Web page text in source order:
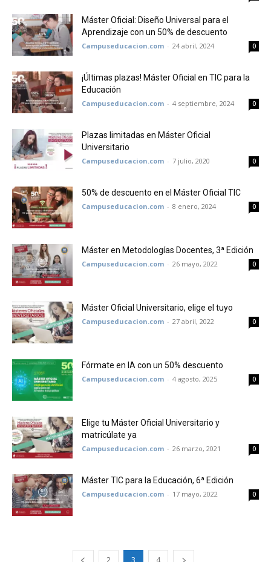
Máster Oficial: Diseño Universal para el
Aprendizaje con un 50% de descuento
Campuseducacion.com - 24 abril, 2024 0
¡Últimas plazas! Máster Oficial en TIC para la
Educación
Campuseducacion.com - 4 septiembre, 2024 0
Plazas limitadas en Máster Oficial
Universitario
Campuseducacion.com - 7 julio, 2020 0
50% de descuento en el Máster Oficial TIC
Campuseducacion.com - 8 enero, 2024 0
Máster en Metodologías Docentes, 3ª Edición
Campuseducacion.com - 26 mayo, 2022 0
Máster Oficial Universitario, elige el tuyo
Campuseducacion.com - 27 abril, 2022 0
Fórmate en IA con un 50% descuento
Campuseducacion.com - 4 agosto, 2025 0
Elige tu Máster Oficial Universitario y
matricúlate ya
Campuseducacion.com - 26 marzo, 2021 0
Máster TIC para la Educación, 6ª Edición
Campuseducacion.com - 17 mayo, 2022 0
2 3 4